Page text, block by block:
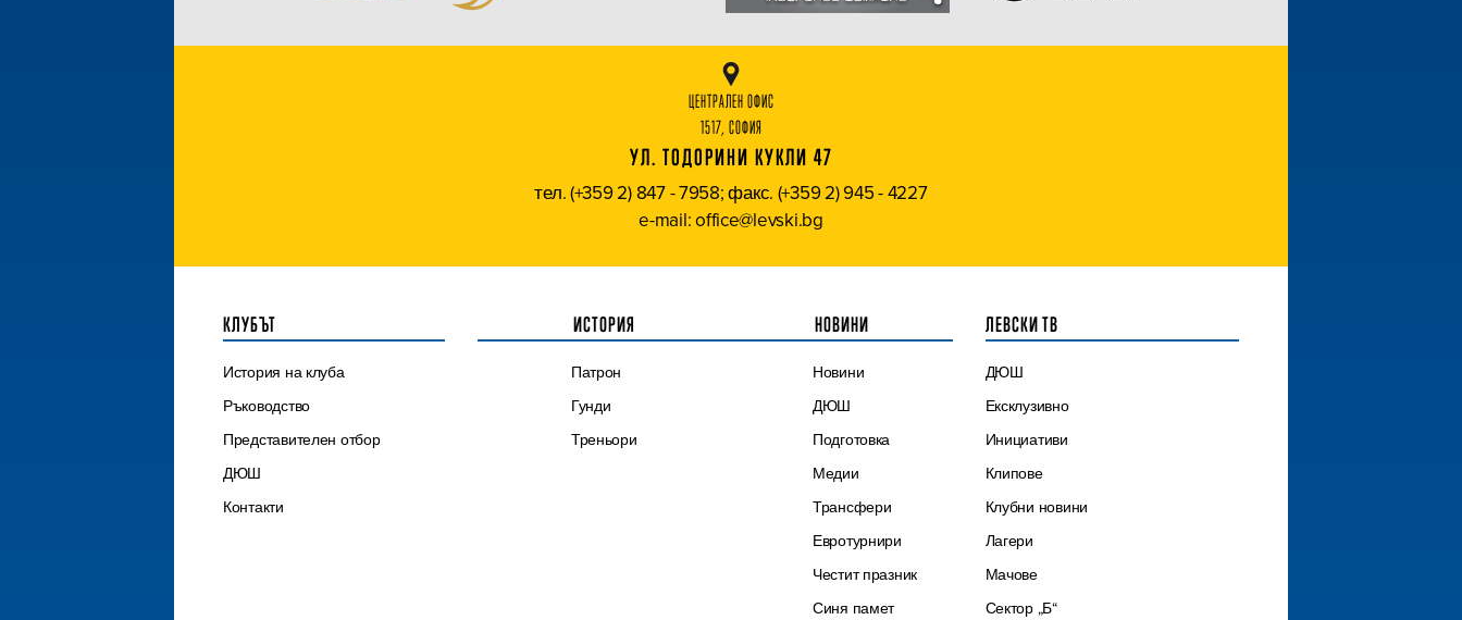
ЦЕНТРАЛЕН ОФИС
1517, СОФИЯ
УЛ. ТОДОРИНИ КУКЛИ 47
тел. (+359 2) 847 - 7958; факс. (+359 2) 945 - 4227
e-mail: office@levski.bg
КЛУБЪТ
История на клуба
Ръководство
Представителен отбор
ДЮШ
Контакти
ИСТОРИЯ
Патрон
Гунди
Треньори
НОВИНИ
Новини
ДЮШ
Подготовка
Медии
Трансфери
Евротурнири
Честит празник
Синя памет
ЛЕВСКИ ТВ
ДЮШ
Ексклузивно
Инициативи
Клипове
Клубни новини
Лагери
Мачове
Сектор „Б“